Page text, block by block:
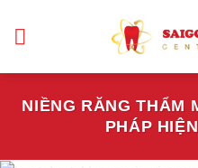
qua
NIỀNG RĂNG THẨM
PHÁP